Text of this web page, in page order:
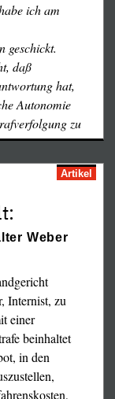
brachiale
Anwalt
und spontan
Protestaktion
ich am
geschickt.
daß
hat,
Autonomie
zu
Artikel
Weber
Internist, zu
einer
beinhaltet
in den